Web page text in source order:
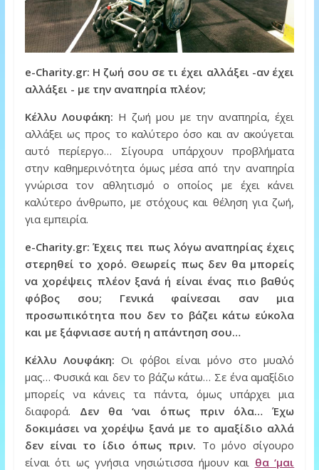
e-Charity.gr: Η ζωή σου σε τι έχει αλλάξει -αν έχει
αλλάξει - με την αναπηρία πλέον;
Κέλλυ Λουφάκη: Η ζωή μου με την αναπηρία, έχει
αλλάξει ως προς το καλύτερο όσο και αν ακούγεται
αυτό περίεργο… Σίγουρα υπάρχουν προβλήματα
στην καθημερινότητα όμως μέσα από την αναπηρία
γνώρισα τον αθλητισμό ο οποίος με έχει κάνει
καλύτερο άνθρωπο, με στόχους και θέληση για ζωή,
για εμπειρία.
e-Charity.gr: Έχεις πει πως λόγω αναπηρίας έχεις
στερηθεί το χορό. Θεωρείς πως δεν θα μπορείς
να χορέψεις πλέον ξανά ή είναι ένας πιο βαθύς
φόβος σου; Γενικά φαίνεσαι σαν μια
προσωπικότητα που δεν το βάζει κάτω εύκολα
και με ξάφνιασε αυτή η απάντηση σου…
Κέλλυ Λουφάκη: Οι φόβοι είναι μόνο στο μυαλό
μας… Φυσικά και δεν το βάζω κάτω… Σε ένα αμαξίδιο
μπορείς να κάνεις τα πάντα, όμως υπάρχει μια
διαφορά. Δεν θα ‘ναι όπως πριν όλα… Έχω
δοκιμάσει να χορέψω ξανά με το αμαξίδιο αλλά
δεν είναι το ίδιο όπως πριν. Το μόνο σίγουρο
είναι ότι ως γνήσια νησιώτισσα ήμουν και θα ‘μαι